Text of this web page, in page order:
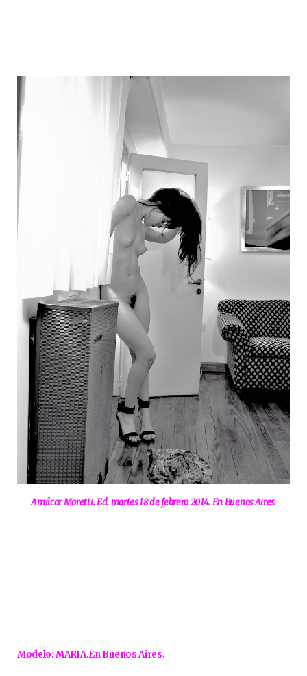
Amilcar Moretti. Ed. martes 18 de febrero 2014. En Buenos Aires.
Modelo: MARIA.En Buenos Aires.